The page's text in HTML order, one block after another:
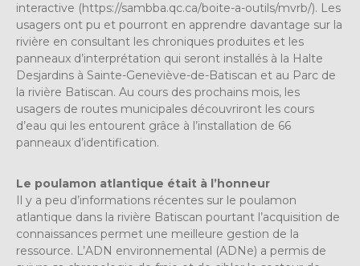
interactive (https://sambba.qc.ca/boite-a-outils/mvrb/). Les
usagers ont pu et pourront en apprendre davantage sur la
rivière en consultant les chroniques produites et les
panneaux d’interprétation qui seront installés à la Halte
Desjardins à Sainte-Geneviève-de-Batiscan et au Parc de
la rivière Batiscan. Au cours des prochains mois, les
usagers de routes municipales découvriront les cours
d’eau qui les entourent grâce à l’installation de 66
panneaux d’identification.
Le poulamon atlantique était à l’honneur
Il y a peu d’informations récentes sur le poulamon
atlantique dans la rivière Batiscan pourtant l’acquisition de
connaissances permet une meilleure gestion de la
ressource. L’ADN environnemental (ADNe) a permis de